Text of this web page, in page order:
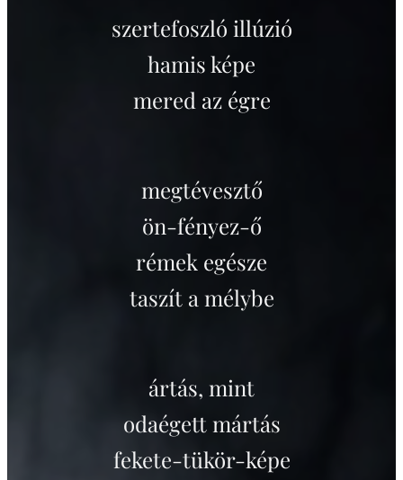
szertefoszló illúzió
hamis képe
mered az égre
megtévesztő
ön-fényez-ő
rémek egésze
taszít a mélybe
ártás, mint
odaégett mártás
fekete-tükör-képe